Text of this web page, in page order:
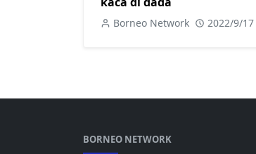
Borneo Network 2022/9/17
BORNEO NETWORK